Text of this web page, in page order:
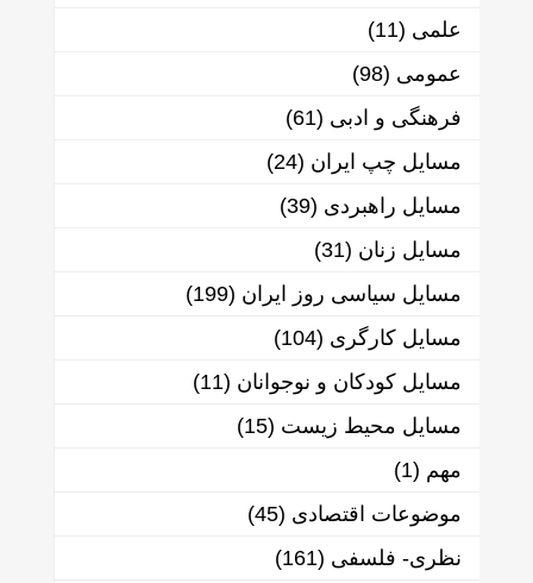
علمی (11)
عمومی (98)
فرهنگی و ادبی (61)
مسایل چپ ایران (24)
مسایل راهبردی (39)
مسایل زنان (31)
مسایل سیاسی روز ایران (199)
مسایل کارگری (104)
مسایل کودکان و نوجوانان (11)
مسایل محیط زیست (15)
مهم (1)
موضوعات اقتصادی (45)
نظری- فلسفی (161)